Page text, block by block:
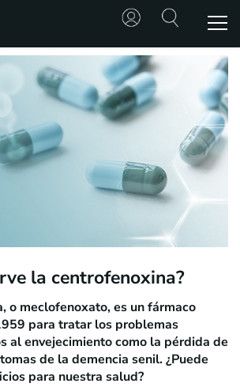
la centrofenoxina?
o meclofenoxato, es un fármaco
para tratar los problemas
al envejecimiento como la pérdida de
de la demencia senil. ¿Puede
para nuestra salud?